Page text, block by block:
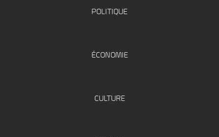
POLITIQUE
ÉCONOMIE
CULTURE